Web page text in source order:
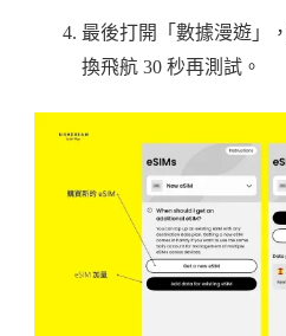
最後打開「數據漫遊」
換飛航 30 秒再測試。